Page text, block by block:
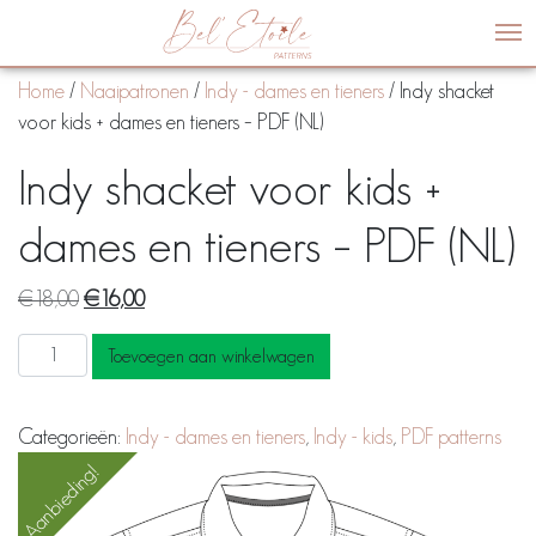
Home / Naaipatronen / Indy - dames en tieners / Indy shacket
voor kids + dames en tieners – PDF (NL)
Aanbieding!
Indy shacket voor kids +
dames en tieners – PDF (NL)
€18,00 Oorspronkelijke
prijs
was:
€16,00Huidige
prijs
is:
shacket
kids
dames
Toevoegen aan winkelwagen
Categorieën: Indy - dames en tieners, Indy - kids, PDF patterns